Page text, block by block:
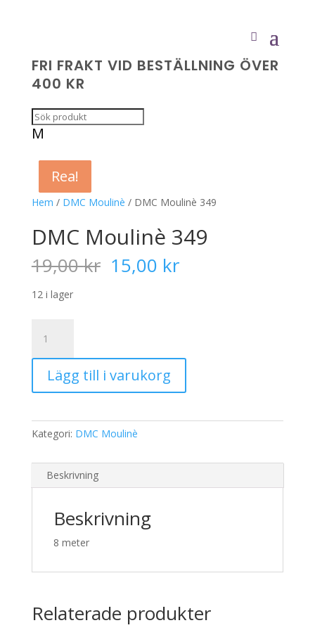
FRI FRAKT VID BESTÄLLNING ÖVER
400 KR
M
Hem / DMC Moulinè / DMC Moulinè 349
Rea!
DMC Moulinè 349
19,00kr Det
ursprungliga
15,00 krDet
12 i lager
Moulinè
349
mängdLägg till i varukorg
Kategori: DMC Moulinè
Beskrivning
Beskrivning
8 meter
Relaterade produkter
Rea!
Rea!
Rea!